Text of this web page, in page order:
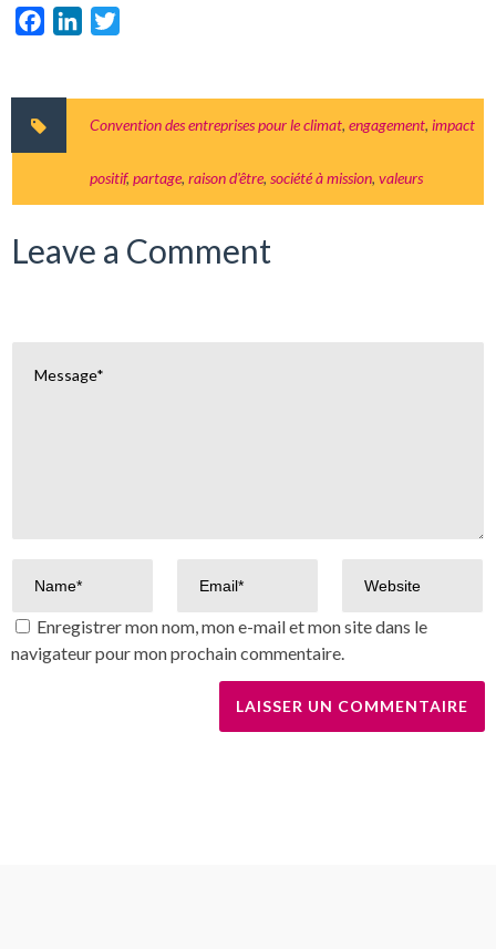
FacebookLinkedIn
Convention des entreprises pour le climat, engagement, impact
positif, partage, raison d'être, société à mission, valeurs
Leave a Comment
Enregistrer mon nom, mon e-mail et mon site dans le
navigateur pour mon prochain commentaire.